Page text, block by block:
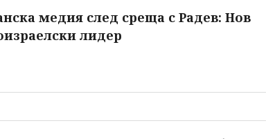
медия след среща с Радев: Нов
лидер